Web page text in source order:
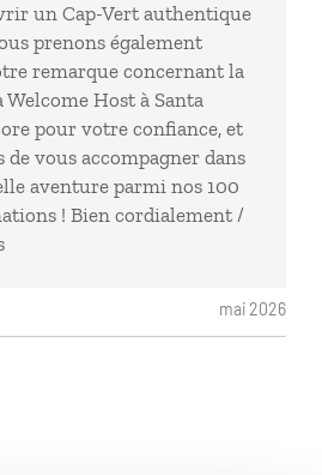
mai 2026
un Cap-Vert authentique
prenons également
remarque concernant la
Host à Santa
pour votre confiance, et
de vous accompagner dans
aventure parmi nos 100
! Bien cordialement /